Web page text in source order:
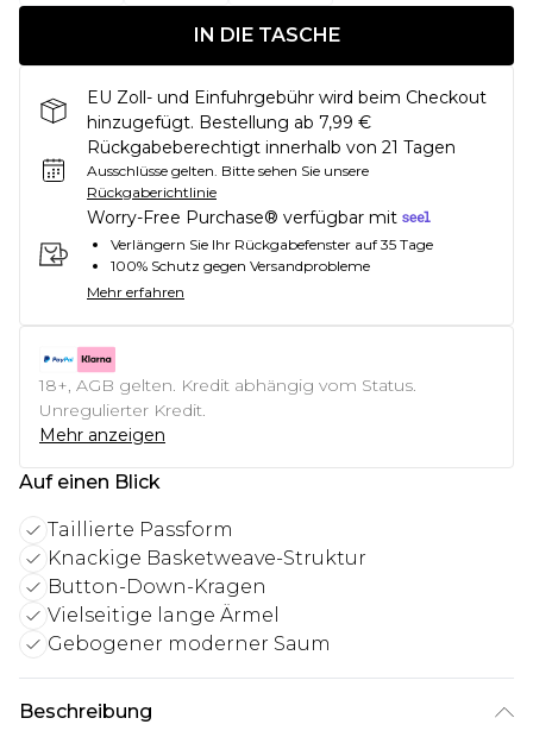
IN DIE TASCHE
EU Zoll- und Einfuhrgebühr wird beim Checkout
hinzugefügt. Bestellung ab 7,99 €
Rückgabeberechtigt innerhalb von 21 Tagen
Ausschlüsse gelten. Bitte sehen Sie unsere
Rückgaberichtlinie
Worry-Free Purchase® verfügbar mit
Verlängern Sie Ihr Rückgabefenster auf 35 Tage
100% Schutz gegen Versandprobleme
Mehr erfahren
18+, AGB gelten. Kredit abhängig vom Status.
Unregulierter Kredit.
Mehr anzeigen
Auf einen Blick
Taillierte Passform
Knackige Basketweave-Struktur
Button-Down-Kragen
Vielseitige lange Ärmel
Gebogener moderner Saum
Beschreibung